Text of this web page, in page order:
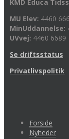
KMD Educa
MU Elev: 4460
MinUddannelse:
UVvej: 4460 6689
Se driftsstatus
Privatlivspolitik
Forside
Nyheder